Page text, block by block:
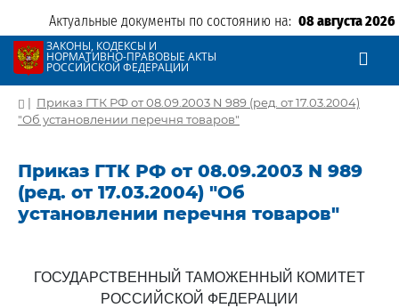
Актуальные документы по состоянию на: 08 августа 2026
ЗАКОНЫ, КОДЕКСЫ И
НОРМАТИВНО-ПРАВОВЫЕ АКТЫ
РОССИЙСКОЙ ФЕДЕРАЦИИ
| Приказ ГТК РФ от 08.09.2003 N 989 (ред. от 17.03.2004)
"Об установлении перечня товаров"
Приказ ГТК РФ от 08.09.2003 N 989
(ред. от 17.03.2004) "Об
установлении перечня товаров"
ГОСУДАРСТВЕННЫЙ ТАМОЖЕННЫЙ КОМИТЕТ
РОССИЙСКОЙ ФЕДЕРАЦИИ